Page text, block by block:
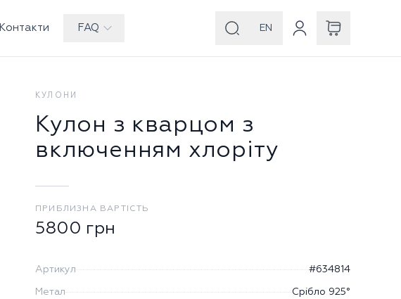
Контакти FAQ EN
КУЛОНИ
Кулон з кварцом з
включенням хлоріту
ПРИБЛИЗНА ВАРТІСТЬ
5800 грн
Артикул #634814
Метал Срібло 925°